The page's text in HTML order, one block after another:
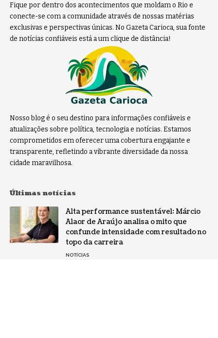
Fique por dentro dos acontecimentos que moldam o Rio e
conecte-se com a comunidade através de nossas matérias
exclusivas e perspectivas únicas. No Gazeta Carioca, sua fonte
de notícias confiáveis está a um clique de distância!
Nosso blog é o seu destino para informações confiáveis e
atualizações sobre política, tecnologia e notícias. Estamos
comprometidos em oferecer uma cobertura engajante e
transparente, refletindo a vibrante diversidade da nossa
cidade maravilhosa.
Últimas notícias
Alta performance sustentável: Márcio
Alaor de Araújo analisa o mito que
confunde intensidade com resultado no
topo da carreira
NOTÍCIAS